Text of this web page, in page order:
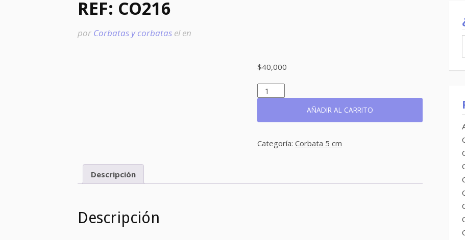
REF: CO216
por Corbatas y corbatas elen
$40,000
REF:
CO216
AÑADIR AL CARRITO
Categoría: Corbata 5 cm
Descripción
Descripción